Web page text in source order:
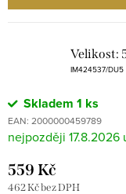
Velikost:
IM424537/DU5
Skladem 1 ks
EAN: 2000000459789
17.8.2026
559 Kč
462 Kč bez DPH